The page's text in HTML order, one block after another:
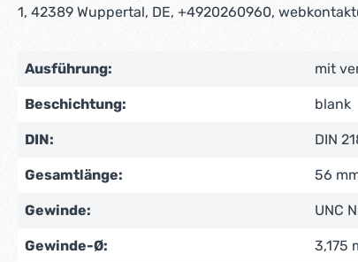
1, 42389 Wuppertal, DE, +4920260960,
Ausführung: mit
Beschichtung: blank
DIN: DIN
Gesamtlänge: 56
Gewinde: UNC
Gewinde-Ø: 3,175